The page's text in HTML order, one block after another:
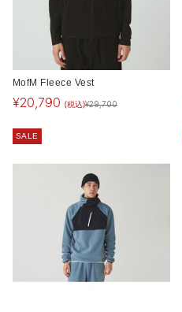
MofM Fleece Vest
¥20,790 (税込)¥29,700
SALE